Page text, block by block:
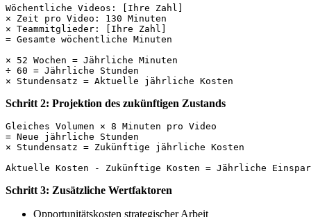
Wöchentliche Videos: [Ihre Zahl]
× Zeit pro Video: 130 Minuten
× Teammitglieder: [Ihre Zahl]
= Gesamte wöchentliche Minuten
× 52 Wochen = Jährliche Minuten
÷ 60 = Jährliche Stunden
Schritt 2: Projektion des zukünftigen Zustands
Gleiches Volumen × 8 Minuten pro Video
= Neue jährliche Stunden
× Stundensatz = Zukünftige jährliche Kosten
Schritt 3: Zusätzliche Wertfaktoren
Opportunitätskosten strategischer Arbeit